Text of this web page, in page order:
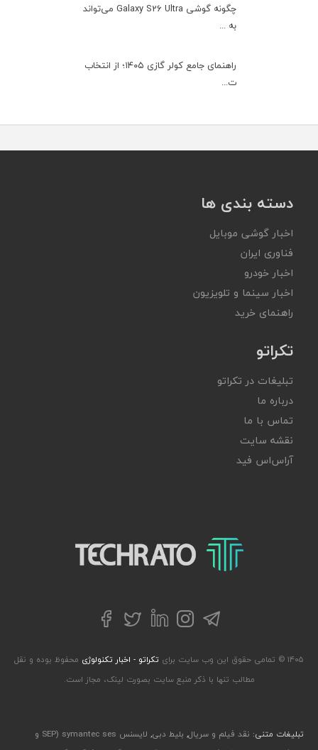
چگونه گوشی Galaxy S26 Ultra می‌تواند
به ...
راهنمای جامع کولر گازی ۱۴۰۵؛ از انتخاب
ت...
دسته بندی ها
اخبار گوشی موبایل
فناوری ایران
اخبار خودرو
اخبار سینما و تلویزیون
راهنمای خرید
تکراتو
تبلیغات در تکراتو
درباره ما
تماس با ما
نقشه سایت
آر‌اس‌اس فید
تکراتو – زندگی با تکنولوژی
تلگراماینستاگرام
لینکداینتوییترفیسبوک
۱۴۰۵ © تمامی حقوق این وب سایت برای تکراتو - اخبار تکنولوژی محفوظ بوده و نقل
مطالب تنها با ذکر منبع سایت بصورت لینک، مجاز است.
تبلیغات متنی: نقد فیلم و سریال, بلیط دبی,
لایسنس symantec ses (SEP و